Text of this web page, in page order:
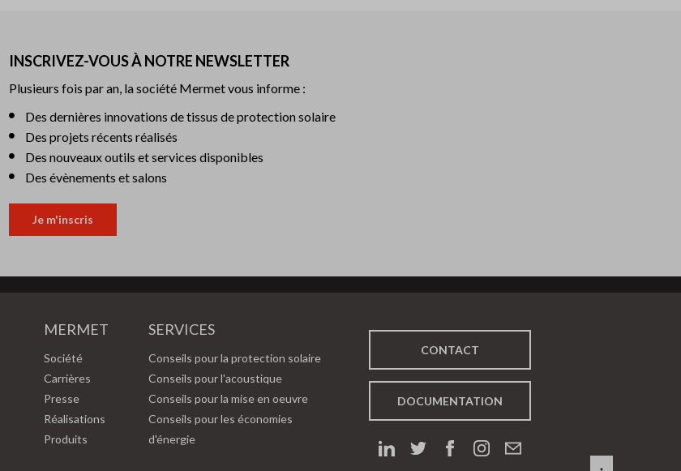
INSCRIVEZ-VOUS À NOTRE NEWSLETTER
Plusieurs fois par an, la société Mermet vous informe :
Des dernières innovations de tissus de protection solaire
Des projets récents réalisés
Des nouveaux outils et services disponibles
Des évènements et salons
Je m'inscris
MERMET
Société
Carrières
Presse
Réalisations
Produits
SERVICES
Conseils pour la protection solaire
Conseils pour l'acoustique
Conseils pour la mise en oeuvre
Conseils pour les économies
d'énergie
CONTACT
DOCUMENTATION